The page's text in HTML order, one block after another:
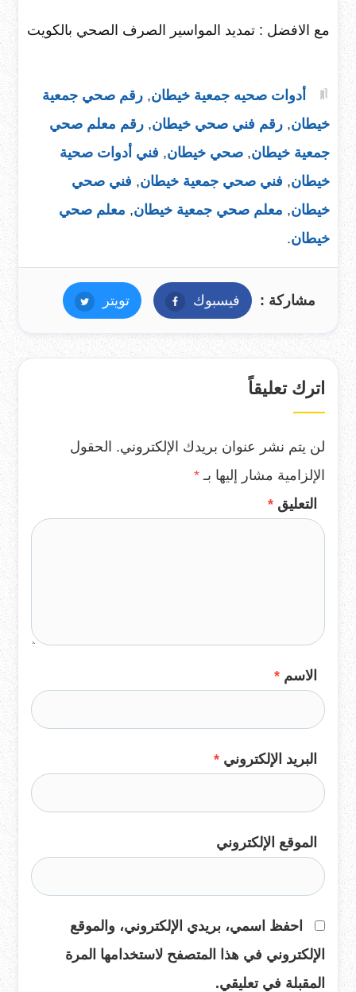
مع الافضل : تمديد المواسير الصرف الصحي بالكويت
أدوات صحيه جمعية خيطان, رقم صحي جمعية
خيطان, رقم فني صحي خيطان, رقم معلم صحي
جمعية خيطان, صحي خيطان, فني أدوات صحية
خيطان, فني صحي جمعية خيطان, فني صحي
خيطان, معلم صحي جمعية خيطان, معلم صحي
خيطان.
مشاركة : فيسبوك فيسبوكتويتر تويتر
اترك تعليقاً
لن يتم نشر عنوان بريدك الإلكتروني. الحقول
الإلزامية مشار إليها بـ *
التعليق *
الاسم *
البريد الإلكتروني *
الموقع الإلكتروني
احفظ اسمي، بريدي الإلكتروني، والموقع
الإلكتروني في هذا المتصفح لاستخدامها المرة
المقبلة في تعليقي.